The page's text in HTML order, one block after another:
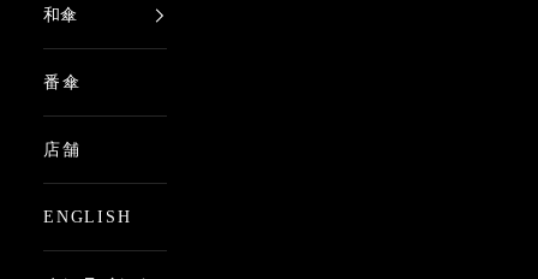
和傘
番傘
店舗
ENGLISH